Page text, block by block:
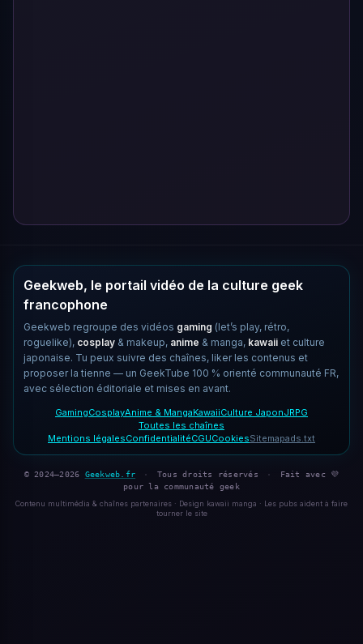
Geekweb, le portail vidéo de la culture geek
francophone
Geekweb regroupe des vidéos gaming (let’s play, rétro,
roguelike), cosplay & makeup, anime & manga, kawaii et culture
japonaise. Tu peux suivre des chaînes, liker les contenus et
proposer la tienne — un GeekTube 100 % orienté communauté FR,
avec sélection éditoriale et mises en avant.
GamingCosplayAnime & MangaKawaiiCulture JaponJRPG
Toutes les chaînes
Mentions légalesConfidentialitéCGUCookiesSitemapads.txt
© 2024–2026 Geekweb.fr · Tous droits réservés ·
Fait avec 💜
pour la communauté geek
Contenu multimédia & chaînes partenaires · Design kawaii manga · Les pubs aident à faire
tourner le site